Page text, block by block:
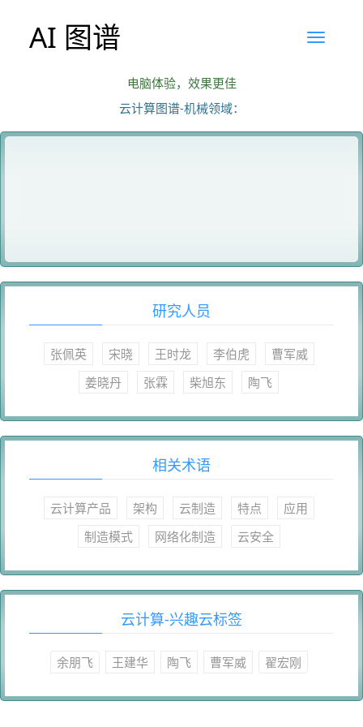
AI 图谱
电脑体验，效果更佳
云计算图谱-机械领域：
研究人员
张佩英 宋晓 王时龙 李伯虎
曹军威
姜晓丹
张霖 柴旭东 陶飞
相关术语
云计算产品 架构 云制造 特点
应用
制造模式
网络化制造 云安全
云计算-兴趣云标签
余朋飞 王建华 陶飞 曹军威 翟宏刚